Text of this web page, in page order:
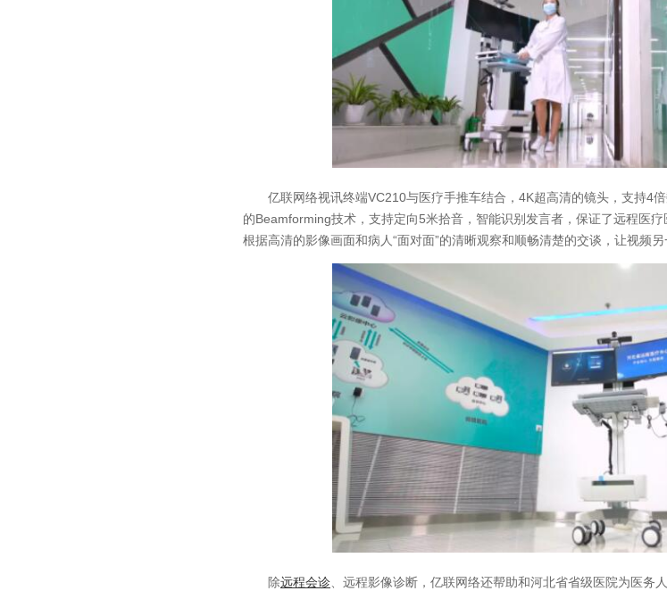
亿联网络视讯终端VC210与医疗手推车结合，4K超高清的镜头，支持4
的Beamforming技术，支持定向5米拾音，智能识别发言者，保证了远程医
根据高清的影像画面和病人“面对面”的清晰观察和顺畅清楚的交谈，让视频
除远程会诊 、远程影像诊断，亿联网络还帮助和河北省省级医院为医务